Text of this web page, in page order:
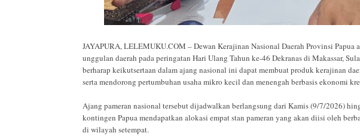
JAYAPURA, LELEMUKU.COM – Dewan Kerajinan Nasional Daerah Provinsi Papua
unggulan daerah pada peringatan Hari Ulang Tahun ke-46 Dekranas di Makassar,
berharap keikutsertaan dalam ajang nasional ini dapat membuat produk kerajinan
serta mendorong pertumbuhan usaha mikro kecil dan menengah berbasis ekonomi
Ajang pameran nasional tersebut dijadwalkan berlangsung dari Kamis (9/7/2026)
kontingen Papua mendapatkan alokasi empat stan pameran yang akan diisi oleh
di wilayah setempat.